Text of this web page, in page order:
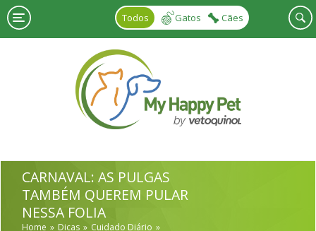
Skip to main content
Todos
Gatos Cães
CARNAVAL: AS PULGAS
TAMBÉM QUEREM PULAR
NESSA FOLIA
Home Dicas
Cuidado Diário